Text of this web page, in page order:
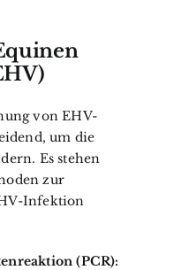
von EHV-
um die
Es stehen
zur
Infektion
(PCR):